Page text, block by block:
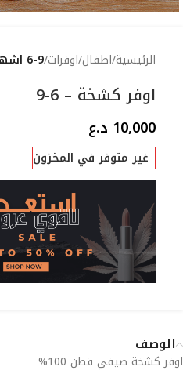
الرئيسية اطفال اوفرات 6-9 اشهر
اوفر كشخة – 6-9
10,000 د.ع
غير متوفر في المخزون
الوصف
اوفر كشخة صيفي قطن 100%